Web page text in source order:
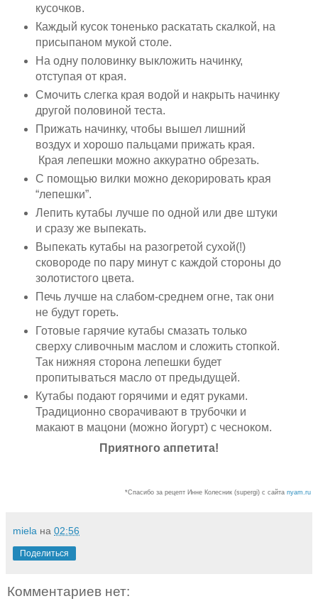
кусочков.
Каждый кусок тоненько раскатать скалкой, на
присыпаном мукой столе.
На одну половинку выкложить начинку,
отступая от края.
Смочить слегка края водой и накрыть начинку
другой половиной теста.
Прижать начинку, чтобы вышел лишний
воздух и хорошо пальцами прижать края.
Края лепешки можно аккуратно обрезать.
С помощью вилки можно декорировать края
“лепешки”.
Лепить кутабы лучше по одной или две штуки
и сразу же выпекать.
Выпекать кутабы на разогретой сухой(!)
сковороде по пару минут с каждой стороны до
золотистого цвета.
Печь лучше на слабом-среднем огне, так они
не будут гореть.
Готовые гарячие кутабы смазать только
сверху сливочным маслом и сложить стопкой.
Так нижняя сторона лепешки будет
пропитываться масло от предыдущей.
Кутабы подают горячими и едят руками.
Традиционно сворачивают в трубочки и
макают в мацони (можно йогурт) с чесноком.
Приятного аппетита!
*Спасибо за рецепт Инне Колесник (supergi) с сайта nyam.ru
miela на 02:56
Поделиться
Комментариев нет: